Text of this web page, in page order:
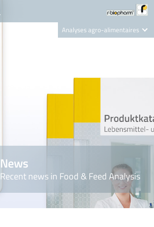
Analyses agro-alimentaires
Nutrition Care
News
Recent news in Food & Feed Analysis